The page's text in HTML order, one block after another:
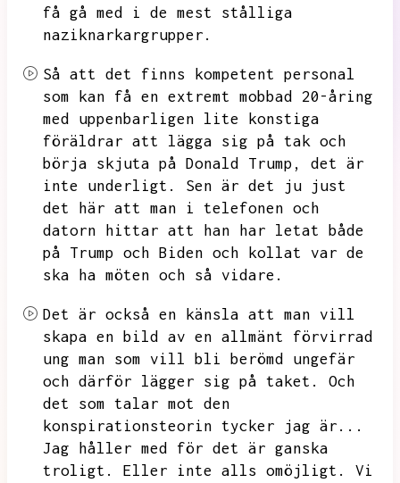
få gå med i de mest stålliga
naziknarkargrupper.
Så att det finns kompetent personal
som kan få en extremt mobbad
20-åring
med uppenbarligen lite konstiga
föräldrar att lägga sig på tak och
börja skjuta på Donald Trump,
det är
inte underligt.
Sen är det ju just
det här att man i telefonen och
datorn hittar att han har letat både
på Trump och Biden och kollat var de
ska ha möten och så vidare.
Det är också en känsla att man vill
skapa en bild av en allmänt förvirrad
ung man som vill bli berömd ungefär
och därför lägger sig på taket.
Och
det som talar mot den
konspirationsteorin tycker jag är...
Jag håller med för det är ganska
troligt.
Eller inte alls omöjligt.
Vi